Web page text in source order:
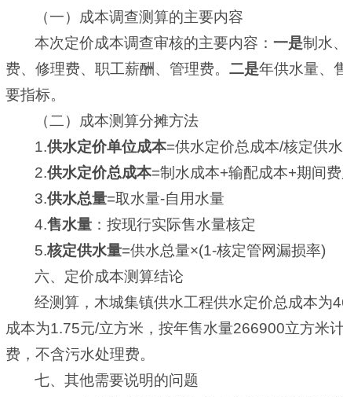
（一）成本调查测算的主要内容
本次定价成本调查审核的主要内容： 一是制水
费、修理费、职工薪酬、管理费。 二是年供水量、
要指标。
（二）成本测算分摊方法
1.供水定价单位成本=供水定价总成本/核定供
2.供水定价总成本=制水成本+输配成本+期间费
3.供水总量=取水量-自用水量
4.售水量 ：按现行实际售水量核定
5.核定供水量=供水总量×(1-核定管网漏损率)
六、定价成本测算结论
经测算，木城集镇供水工程供水定价总成本
成本为1.75元/立方米，按年售水量266900立方米
费，不含污水处理费。
七、其他需要说明的问题